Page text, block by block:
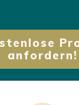
anfordern!